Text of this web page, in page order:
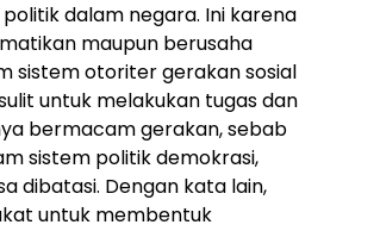
dalam negara. Ini karena
maupun berusaha
sistem otoriter gerakan sosial
untuk melakukan tugas dan
bermacam gerakan, sebab
sistem politik demokrasi,
dibatasi. Dengan kata lain,
untuk membentuk